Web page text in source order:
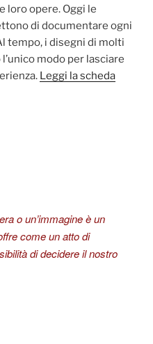
loro opere. Oggi le
di documentare ogni
tempo, i disegni di molti
modo per lasciare
Leggi la scheda
o un’immagine è un
come un atto di
di decidere il nostro